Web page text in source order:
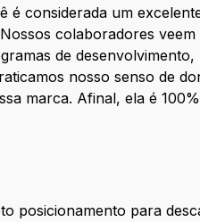
é considerada um
colaboradores veem
de desenvolvimento,
nosso senso de
marca. Afinal, ela é
posicionamento para